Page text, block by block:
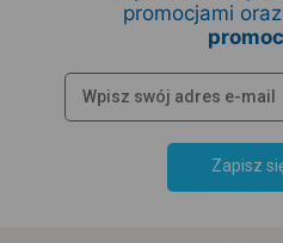
promocjami
Zapisz